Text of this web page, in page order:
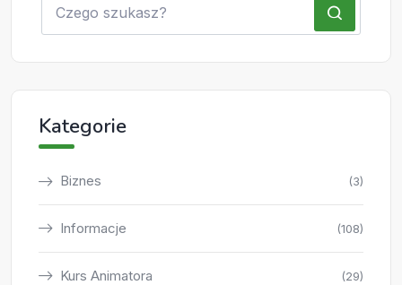
Kategorie
Biznes (3)
Informacje (108)
Kurs Animatora (29)